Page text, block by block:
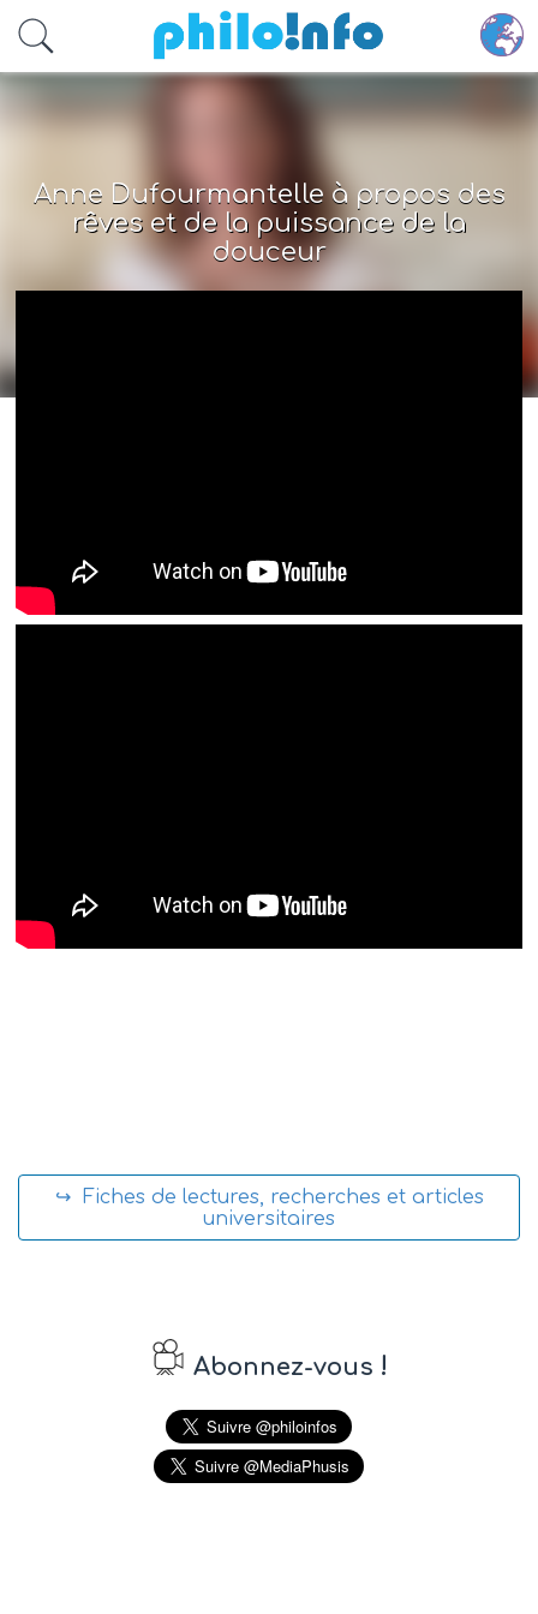
Accéder au contenu principal
Anne Dufourmantelle à propos des
rêves et de la puissance de la
douceur
↪ Fiches de lectures, recherches et articles
universitaires
Abonnez-vous !